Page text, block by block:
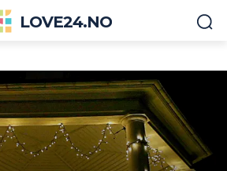
LOVE24.NO